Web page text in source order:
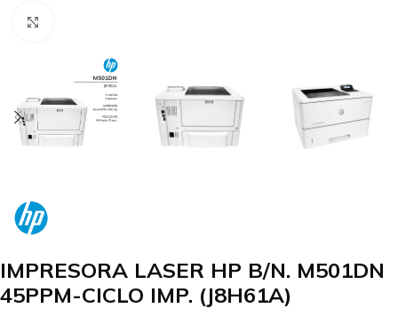
IMPRESORA LASER HP B/N. M501DN
45PPM-CICLO IMP. (J8H61A)